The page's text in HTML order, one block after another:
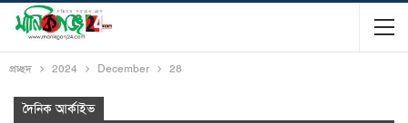
প্রচ্ছদ 2024 December 28
দৈনিক আর্কাইভ